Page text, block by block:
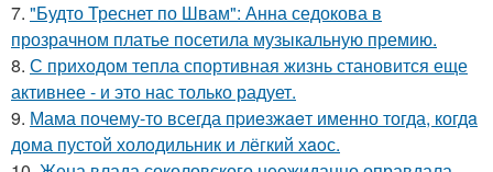
7. "Будто Треснет по Швам": Анна седокова в
прозрачном платье посетила музыкальную премию.
8. С приходом тепла спортивная жизнь становится еще
активнее - и это нас только радует.
9. Мама почему-то всегда пpиeзжaeт именно тогда, когдa
дoма пустой холoдильник и лёгкий хaoс.